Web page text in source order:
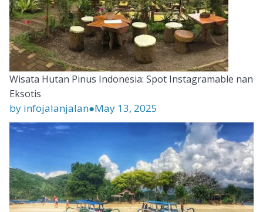
Wisata Hutan Pinus Indonesia: Spot Instagramable nan
Eksotis
by infojalanjalan●May 13, 2025